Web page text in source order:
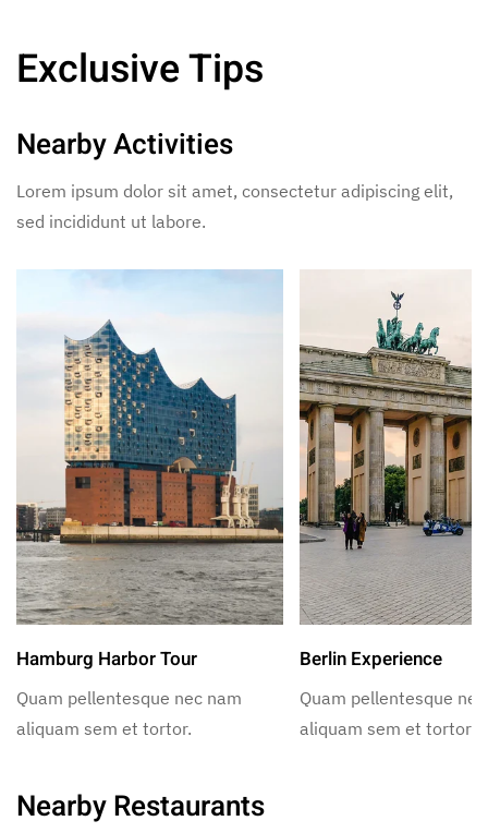
Exclusive Tips
Nearby Activities
Lorem ipsum dolor sit amet, consectetur adipiscing elit,
sed incididunt ut labore.
Hamburg Harbor Tour
Quam pellentesque nec nam
aliquam sem et tortor.
Berlin Experience
Quam pellentesque
aliquam sem et tortor.
Nearby Restaurants